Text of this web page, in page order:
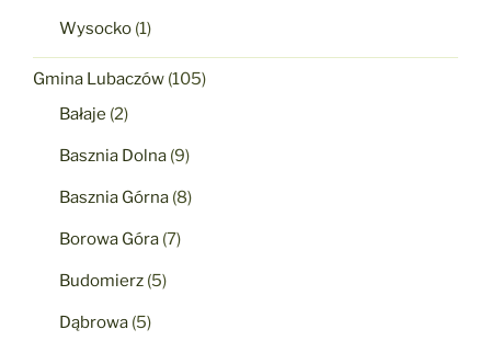
Wysocko (1)
Gmina Lubaczów (105)
Bałaje (2)
Basznia Dolna (9)
Basznia Górna (8)
Borowa Góra (7)
Budomierz (5)
Dąbrowa (5)